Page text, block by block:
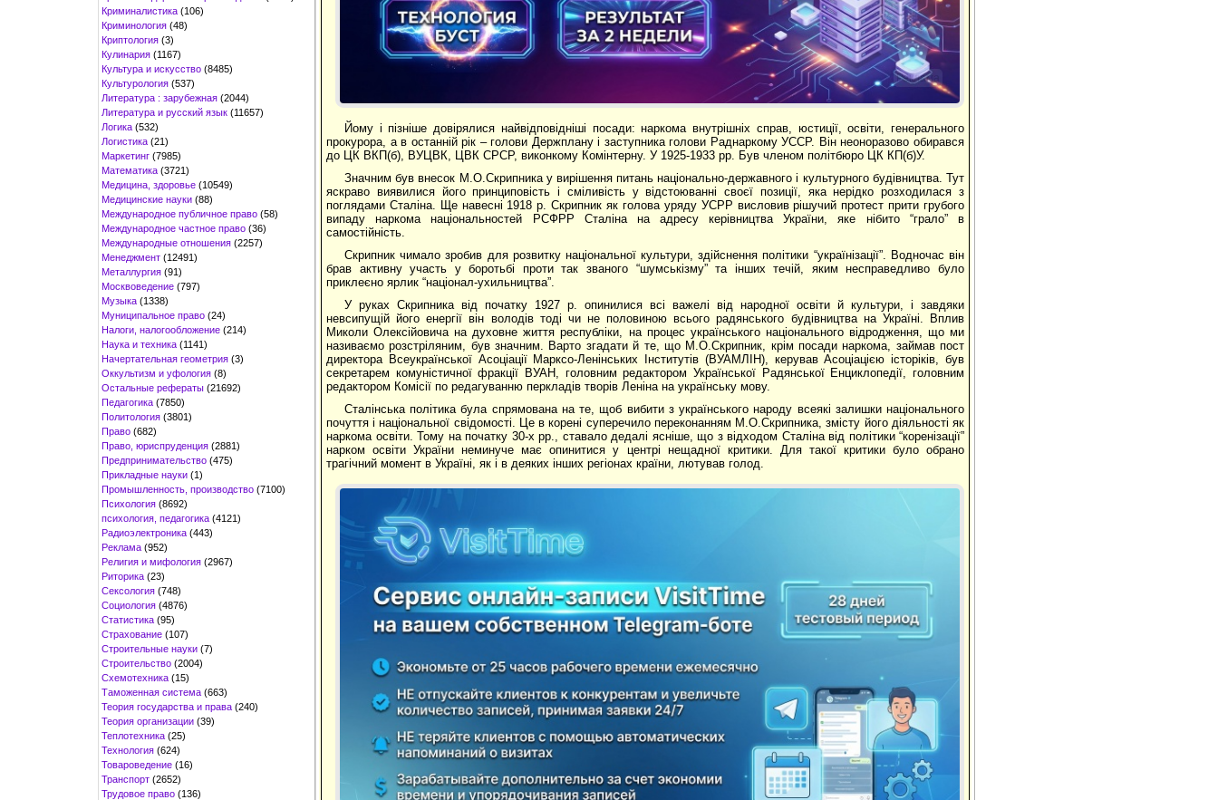
Криминалистика (106)
Криминология (48)
Криптология (3)
Кулинария (1167)
Культура и искусство (8485)
Культурология (537)
Литература : зарубежная (2044)
Литература и русский язык (11657)
Логика (532)
Логистика (21)
Маркетинг (7985)
Математика (3721)
Медицина, здоровье (10549)
Медицинские науки (88)
Международное публичное право (58)
Международное частное право (36)
Международные отношения (2257)
Менеджмент (12491)
Металлургия (91)
Москвоведение (797)
Музыка (1338)
Муниципальное право (24)
Налоги, налогообложение (214)
Наука и техника (1141)
Начертательная геометрия (3)
Оккультизм и уфология (8)
Остальные рефераты (21692)
Педагогика (7850)
Политология (3801)
Право (682)
Право, юриспруденция (2881)
Предпринимательство (475)
Прикладные науки (1)
Промышленность, производство (7100)
Психология (8692)
психология, педагогика (4121)
Радиоэлектроника (443)
Реклама (952)
Религия и мифология (2967)
Риторика (23)
Сексология (748)
Социология (4876)
Статистика (95)
Страхование (107)
Строительные науки (7)
Строительство (2004)
Схемотехника (15)
Таможенная система (663)
Теория государства и права (240)
Теория организации (39)
Теплотехника (25)
Технология (624)
Товароведение (16)
Транспорт (2652)
Трудовое право (136)
Реклама
Йому і пізніше довірялися найвідповідніші посади: наркома внутрішніх справ, юстиції, освіти, генерального
прокурора, а в останній рік – голови Держплану і заступника голови Раднаркому УССР. Він неоноразово обирався
до ЦК ВКП(б), ВУЦВК, ЦВК СРСР, виконкому Комінтерну. У 1925-1933 рр. Був членом політбюро ЦК КП(б)У.
Значним був внесок М.О.Скрипника у вирішення питань національно-державного і культурного будівництва. Тут
яскраво виявилися його принциповість і сміливість у відстоюванні своєї позиції, яка нерідко розходилася з
поглядами Сталіна. Ще навесні 1918 р. Скрипник як голова уряду УСРР висловив рішучий протест прити грубого
випаду наркома національностей РСФРР Сталіна на адресу керівництва України, яке нібито “грало” в
самостійність.
Скрипник чимало зробив для розвитку національної культури, здійснення політики “українізації”. Водночас він
брав активну участь у боротьбі проти так званого “шумськізму” та інших течій, яким несправедливо було
приклеєно ярлик “націонал-ухильництва”.
У руках Скрипника від початку 1927 р. опинилися всі важелі від народної освіти й культури, і завдяки
невсипущій його енергії він володів тоді чи не половиною всього радянського будівництва на Україні. Вплив
Миколи Олексійовича на духовне життя республіки, на процес українського національного відродження, що ми
називаємо розстріляним, був значним. Варто згадати й те, що М.О.Скрипник, крім посади наркома, займав пост
директора Всеукраїнської Асоціації Марксо-Ленінських Інститутів (ВУАМЛІН), керував Асоціацією історіків, був
секретарем комуністичної фракції ВУАН, головним редактором Української Радянської Енциклопедії, головним
редактором Комісії по редагуванню перкладів творів Леніна на українську мову.
Сталінська політика була спрямована на те, щоб вибити з українського народу всеякі залишки національного
почуття і національної свідомості. Це в корені суперечило переконанням М.О.Скрипника, змісту його діяльності як
наркома освіти. Тому на початку 30-х рр., ставало дедалі ясніше, що з відходом Сталіна від політики “коренізації”
нарком освіти України неминуче має опинитися у центрі нещадної критики. Для такої критики було обрано
трагічний момент в Україні, як і в деяких інших регіонах країни, лютував голод.